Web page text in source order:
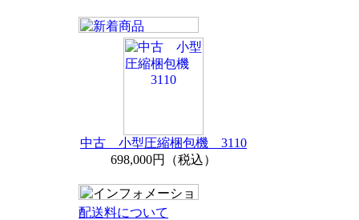
中古 小型圧縮梱包機 3110
698,000円（税込）
配送料について